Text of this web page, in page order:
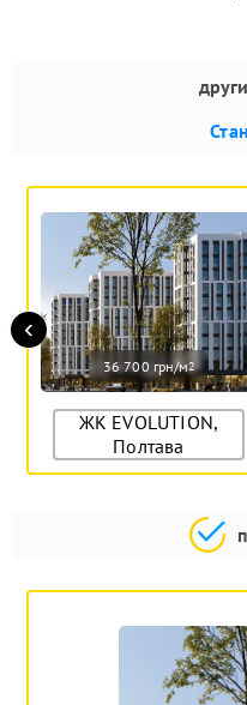
36 700 грн/м2
ЖК EVOLUTION,
Полтава
‹